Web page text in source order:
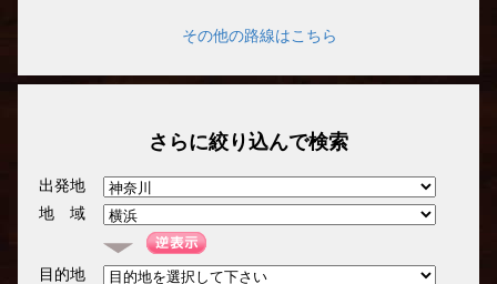
その他の路線はこちら
さらに絞り込んで検索
出発地
地 域
目的地